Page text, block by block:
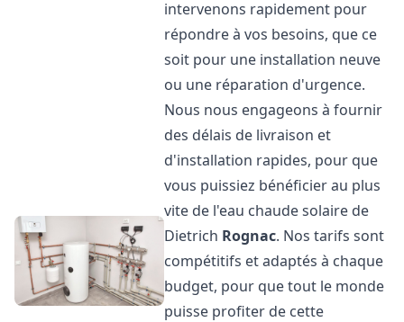
intervenons rapidement pour
répondre à vos besoins, que ce
soit pour une installation neuve
ou une réparation d'urgence.
Nous nous engageons à fournir
des délais de livraison et
d'installation rapides, pour que
vous puissiez bénéficier au plus
vite de l'eau chaude solaire de
Dietrich Rognac. Nos tarifs sont
compétitifs et adaptés à chaque
budget, pour que tout le monde
puisse profiter de cette